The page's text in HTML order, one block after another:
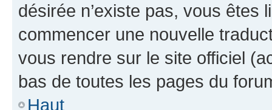
désirée n’existe pas, vous êtes
commencer une nouvelle
vous rendre sur le site officiel
bas de toutes les pages du
Haut